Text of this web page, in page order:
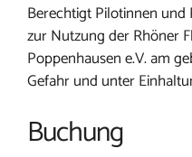
Berechtigt Pilotinnen
zur Nutzung der Rhöner
Poppenhausen e.V. am
Gefahr und unter
Buchung